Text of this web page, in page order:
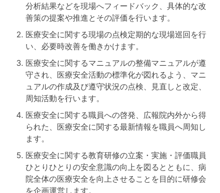
分析結果などを現場へフィードバック、具体的な改
善策の提案や推進とその評価を行います。
医療安全に関する現場の点検定期的な現場巡回を行
い、必要時改善を働きかけます。
医療安全に関するマニュアルの整備マニュアルが遵
守され、医療安全活動の標準化が図れるよう、マニ
ュアルの作成及び遵守状況の点検、見直しと改定、
周知活動を行います。
医療安全に関する職員への啓発、広報院内外から得
られた、医療安全に関する最新情報を職員へ周知し
ます。
医療安全に関する教育研修の立案・実施・評価職員
ひとりひとりの安全意識の向上を図るとともに、病
院全体の医療安全を向上させることを目的に研修会
を企画運営します。